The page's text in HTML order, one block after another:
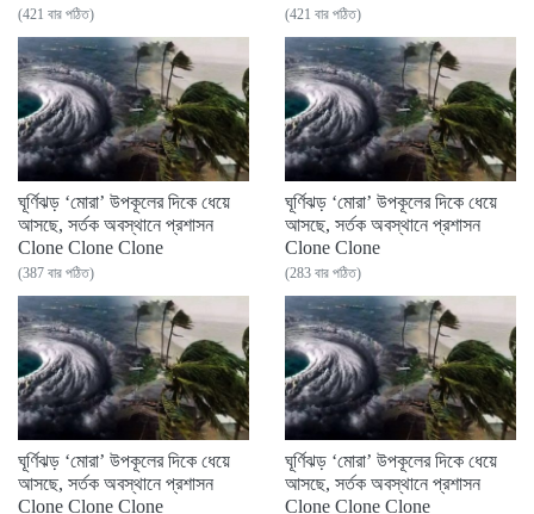
(421 বার পঠিত) (421 বার পঠিত)
ঘূর্ণিঝড় ‘মোরা’ উপকূলের দিকে ধেয়ে
আসছে, সর্তক অবস্থানে প্রশাসন
Clone Clone Clone
(387 বার পঠিত)
ঘূর্ণিঝড় ‘মোরা’ উপকূলের দিকে ধেয়ে
আসছে, সর্তক অবস্থানে প্রশাসন
Clone Clone
(283 বার পঠিত)
ঘূর্ণিঝড় ‘মোরা’ উপকূলের দিকে ধেয়ে
আসছে, সর্তক অবস্থানে প্রশাসন
Clone Clone Clone
ঘূর্ণিঝড় ‘মোরা’ উপকূলের দিকে ধেয়ে
আসছে, সর্তক অবস্থানে প্রশাসন
Clone Clone Clone